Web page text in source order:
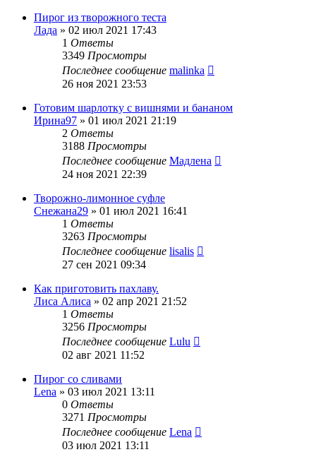
Пирог из творожного теста
Лада » 02 июл 2021 17:43
1 Ответы
3349 Просмотры
Последнее сообщение malinka
26 ноя 2021 23:53
Готовим шарлотку с вишнями и бананом
Ирина97 » 01 июл 2021 21:19
2 Ответы
3188 Просмотры
Последнее сообщение Мадлена
24 ноя 2021 22:39
Творожно-лимонное суфле
Снежана29 » 01 июл 2021 16:41
1 Ответы
3263 Просмотры
Последнее сообщение lisalis
27 сен 2021 09:34
Как приготовить пахлаву.
Лиса Алиса » 02 апр 2021 21:52
1 Ответы
3256 Просмотры
Последнее сообщение Lulu
02 авг 2021 11:52
Пирог со сливами
Lena » 03 июл 2021 13:11
0 Ответы
3271 Просмотры
Последнее сообщение Lena
03 июл 2021 13:11